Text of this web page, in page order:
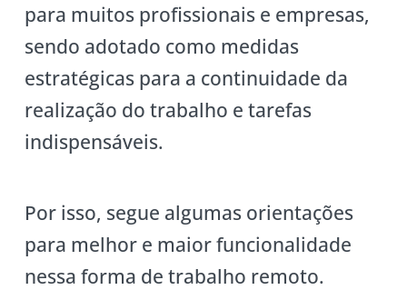
para muitos profissionais e empresas,
sendo adotado como medidas
estratégicas para a continuidade da
realização do trabalho e tarefas
indispensáveis.
Por isso, segue algumas orientações
para melhor e maior funcionalidade
nessa forma de trabalho remoto.